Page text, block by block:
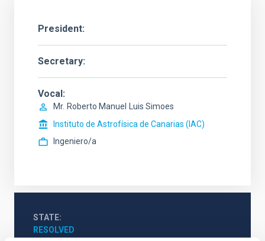
President
Secretary
Vocal
Mr. Roberto Manuel
Luis Simoes
Instituto de Astrofísica de Canarias (IAC)
Ingeniero/a
STATE
RESOLVED